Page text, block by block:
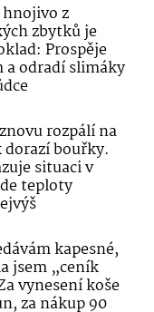
z
zbytků je
Prospěje
odradí slimáky
rozpálí na
dorazí bouřky.
situaci v
teploty
kapesné,
jsem „ceník
vynesení koše
za nákup 90